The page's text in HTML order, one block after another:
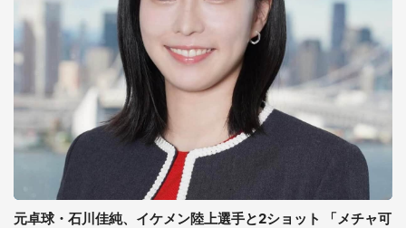
元卓球・石川佳純、イケメン陸上選手と2ショット 「メチャ可